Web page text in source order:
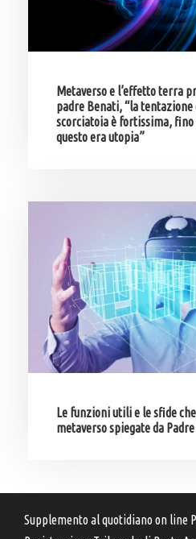
Metaverso e l’effetto terra
padre Benati, “la
scorciatoia è fortissima,
questo era utopia”
Le funzioni utili e le sfide
metaverso spiegate da
Supplemento al quotidiano on line